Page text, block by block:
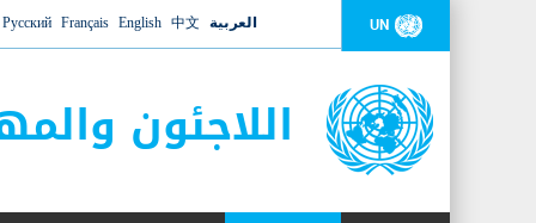
UN العربية 中文
English
Français
Русский
اللاجئون